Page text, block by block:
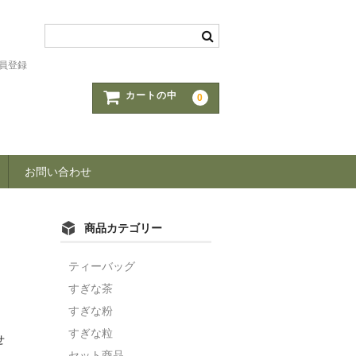
登録
カートの中 0
お問い合わせ
商品カテゴリー
すぎな粉
すぎな粒
すぎな茶
ティーバッグ